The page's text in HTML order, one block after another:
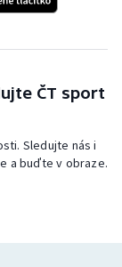
ČT sport
Sledujte nás i
a buďte v obraze.